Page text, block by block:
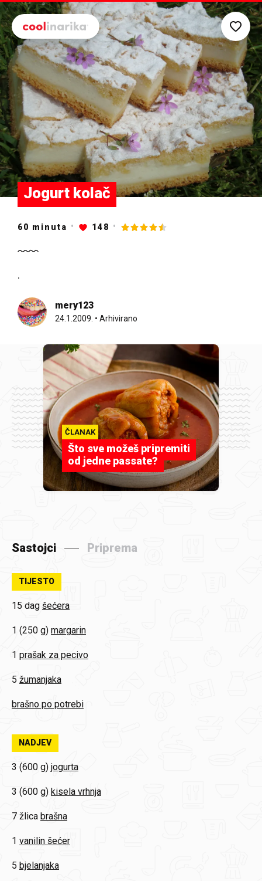
Preskoči na glavni sadržaj
Jogurt kolač
60 minuta 148
.
mery123
24.1.2009. • Arhivirano
ČLANAK
Što sve možeš pripremiti
od jedne passate?
Sastojci Priprema
TIJESTO
15 dag šećera
1 (250 g) margarin
1 prašak za pecivo
5 žumanjaka
brašno po potrebi
NADJEV
3 (600 g) jogurta
3 (600 g) kisela vrhnja
7 žlica brašna
1 vanilin šećer
5 bjelanjaka